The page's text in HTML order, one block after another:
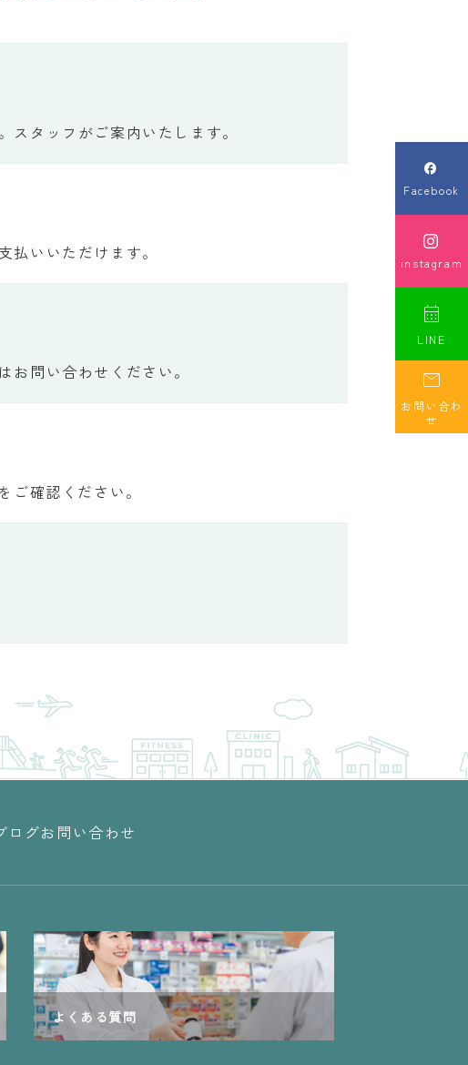
タッフがご案内いたします。
いいただけます。
問い合わせください。
確認ください。
ログお問い合わせ
よくある質問

Facebook

instagram

LINE

お問い合わ
せ